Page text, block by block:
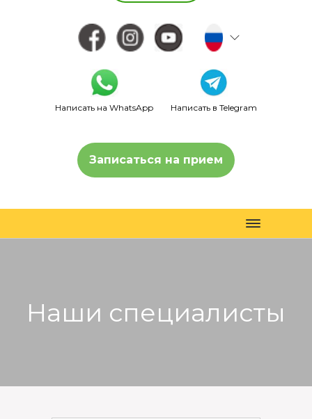
Написать на WhatsApp Написать в Telegram
Записаться на прием
Toggle
navigation
Наши специалисты